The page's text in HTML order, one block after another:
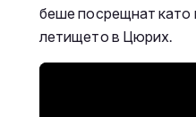
беше посрещнат като
летището в Цюрих.